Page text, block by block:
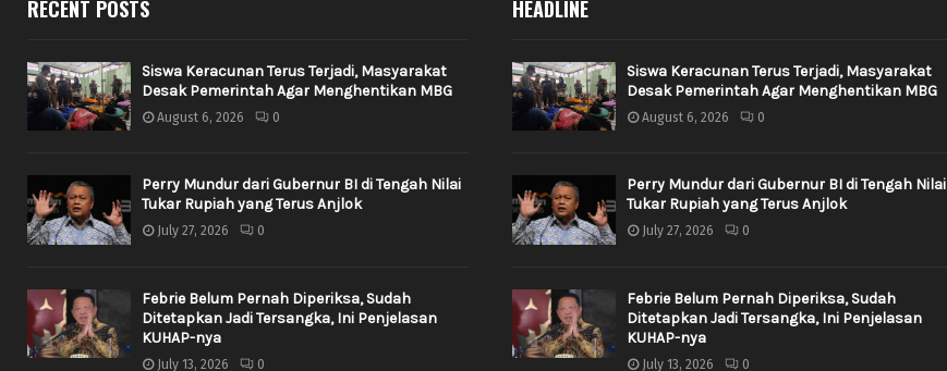
RECENT POSTS
Siswa Keracunan Terus Terjadi, Masyarakat
Desak Pemerintah Agar Menghentikan MBG
August 6, 2026 0
Perry Mundur dari Gubernur BI di Tengah Nilai
Tukar Rupiah yang Terus Anjlok
July 27, 2026 0
Febrie Belum Pernah Diperiksa, Sudah
Ditetapkan Jadi Tersangka, Ini Penjelasan
KUHAP-nya
July 13, 2026 0
HEADLINE
Siswa Keracunan Terus Terjadi, Masyarakat
Desak Pemerintah Agar Menghentikan MBG
August 6, 2026 0
Perry Mundur dari Gubernur BI di Tengah Nilai
Tukar Rupiah yang Terus Anjlok
July 27, 2026 0
Febrie Belum Pernah Diperiksa, Sudah
Ditetapkan Jadi Tersangka, Ini Penjelasan
KUHAP-nya
July 13, 2026 0